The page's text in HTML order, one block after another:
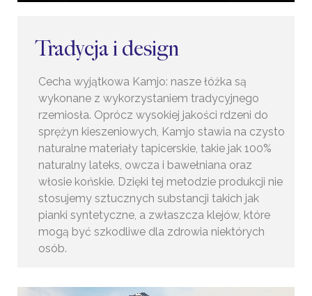
Tradycja i design
Cecha wyjątkowa Kamjo: nasze łóżka są
wykonane z wykorzystaniem tradycyjnego
rzemiosła. Oprócz wysokiej jakości rdzeni do
sprężyn kieszeniowych, Kamjo stawia na czysto
naturalne materiały tapicerskie, takie jak 100%
naturalny lateks, owcza i bawełniana oraz
włosie końskie. Dzięki tej metodzie produkcji nie
stosujemy sztucznych substancji takich jak
pianki syntetyczne, a zwłaszcza klejów, które
mogą być szkodliwe dla zdrowia niektórych
osób.